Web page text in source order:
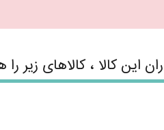
این کالا ، کالاهای زیر